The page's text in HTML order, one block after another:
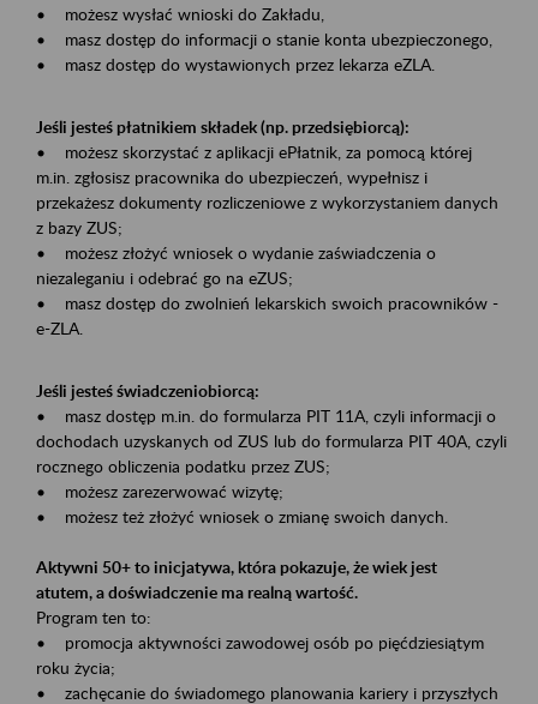
• możesz wysłać wnioski do Zakładu,
• masz dostęp do informacji o stanie konta ubezpieczonego,
• masz dostęp do wystawionych przez lekarza eZLA.
Jeśli jesteś płatnikiem składek (np. przedsiębiorcą):
• możesz skorzystać z aplikacji ePłatnik, za pomocą której
m.in. zgłosisz pracownika do ubezpieczeń, wypełnisz i
przekażesz dokumenty rozliczeniowe z wykorzystaniem danych
z bazy ZUS;
• możesz złożyć wniosek o wydanie zaświadczenia o
niezaleganiu i odebrać go na eZUS;
• masz dostęp do zwolnień lekarskich swoich pracowników -
e-ZLA.
Jeśli jesteś świadczeniobiorcą:
• masz dostęp m.in. do formularza PIT 11A, czyli informacji o
dochodach uzyskanych od ZUS lub do formularza PIT 40A, czyli
rocznego obliczenia podatku przez ZUS;
• możesz zarezerwować wizytę;
• możesz też złożyć wniosek o zmianę swoich danych.
Aktywni 50+ to inicjatywa, która pokazuje, że wiek jest
atutem, a doświadczenie ma realną wartość.
Program ten to:
• promocja aktywności zawodowej osób po pięćdziesiątym
roku życia;
• zachęcanie do świadomego planowania kariery i przyszłych